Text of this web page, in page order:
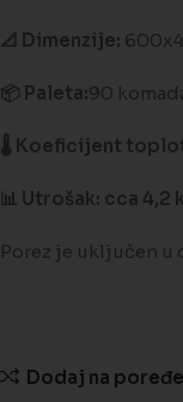
📐 Dimenzije:
📦 Paleta:90
🌡️ Koeficijent
📊 Utrošak: cca 4,2
Porez je uključen u
Dodaj na